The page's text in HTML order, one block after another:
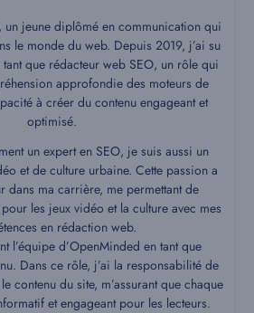
un jeune diplômé en communication qui
le monde du web. Depuis 2019, j’ai su
que rédacteur web SEO, un rôle qui
approfondie des moteurs de
à créer du contenu engageant et
optimisé.
un expert en SEO, je suis aussi un
et de culture urbaine. Cette passion a
dans ma carrière, me permettant de
les jeux vidéo et la culture avec mes
en rédaction web.
l’équipe d’OpenMinded en tant que
Dans ce rôle, j’ai la responsabilité de
contenu du site, m’assurant que chaque
et engageant pour les lecteurs.